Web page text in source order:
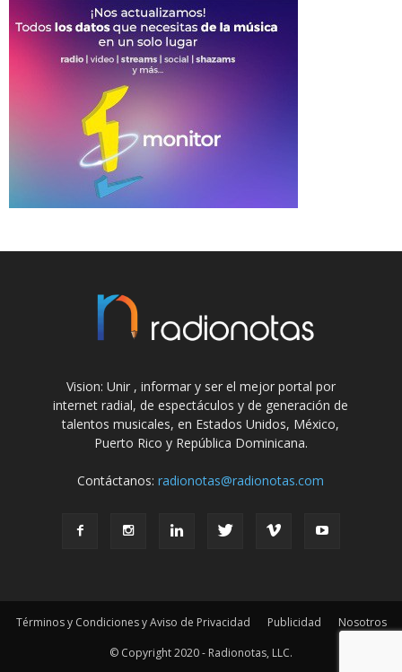
Vision: Unir , informar y ser el mejor portal por
internet radial, de espectáculos y de generación de
talentos musicales, en Estados Unidos, México,
Puerto Rico y República Dominicana.
Contáctanos:radionotas@radionotas.com
Términos y Condiciones y Aviso de Privacidad Publicidad
Nosotros
© Copyright 2020 - Radionotas, LLC.